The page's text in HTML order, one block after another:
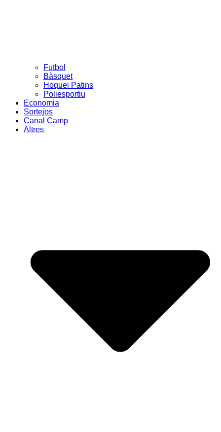
Futbol
Bàsquet
Hoquei Patins
Poliesportiu
Economia
Sortejos
Canal Camp
Altres